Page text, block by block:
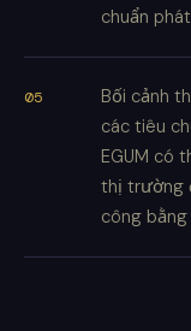
chuẩn
Bối cảnh
các tiêu
EGUM có
thị trường
công